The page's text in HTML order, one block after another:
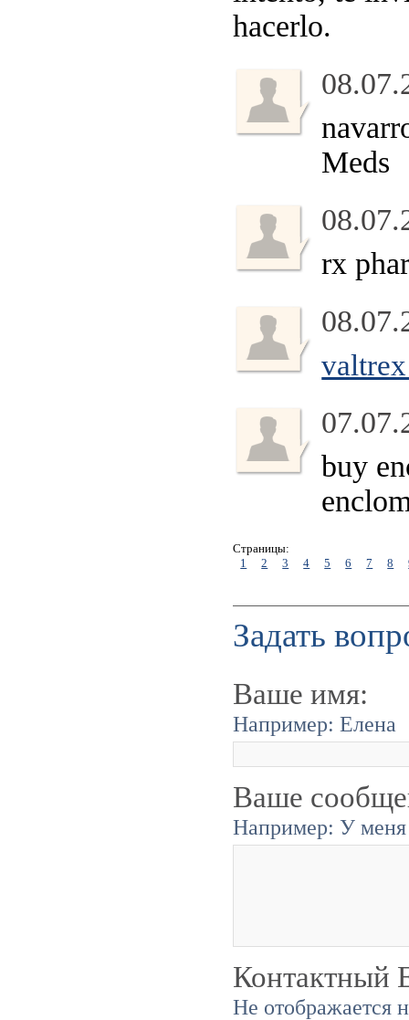
hacerlo.
Meds
rx
buy
Страницы:
1
2 3 4 5 6 7 8
Задать
Ваше имя:
Например: Елена
Ваше
Например: У меня
Контактный
Не отображается